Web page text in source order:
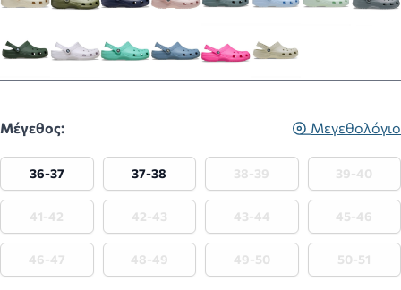
Μέγεθος: Μεγεθολόγιο
36-37 37-38 38-39 39-40
41-42 42-43 43-44 45-46
46-47 48-49 49-50 50-51